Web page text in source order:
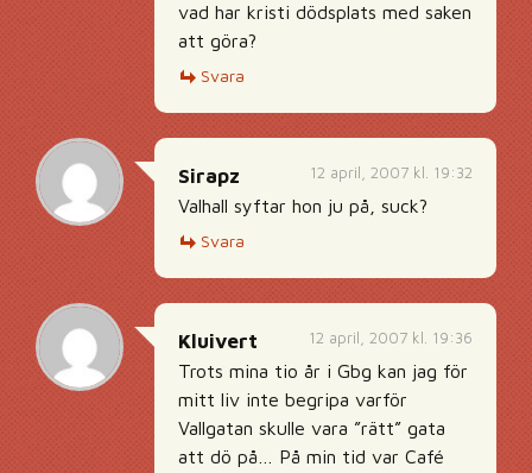
vad har kristi dödsplats med saken
att göra?
Svara
12 april, 2007 kl. 19:32
Sirapz
Valhall syftar hon ju på, suck?
Svara
12 april, 2007 kl. 19:36
Kluivert
Trots mina tio år i Gbg kan jag för
mitt liv inte begripa varför
Vallgatan skulle vara ”rätt” gata
att dö på… På min tid var Café